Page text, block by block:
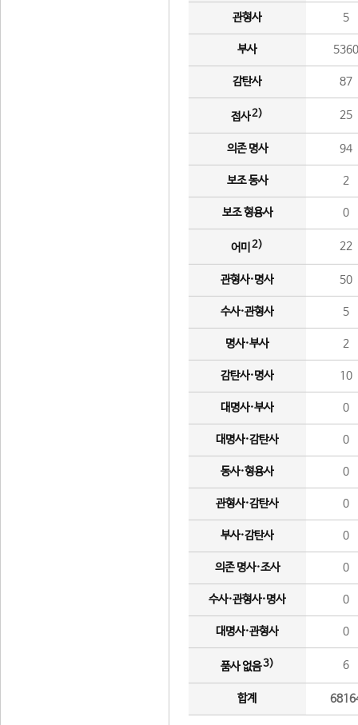
관형사 5
부사 5360
감탄사 87
접사2) 25
의존 명사 94
보조 동사 2
보조 형용사 0
어미 2) 22
관형사·명사 50
수사·관형사 5
명사·부사 2
감탄사·명사 10
대명사·부사 0
대명사·감탄사 0
동사·형용사 0
관형사·감탄사 0
부사·감탄사 0
의존 명사·조사 0
수사·관형사·명사 0
대명사·관형사 0
품사 없음3) 6
합계